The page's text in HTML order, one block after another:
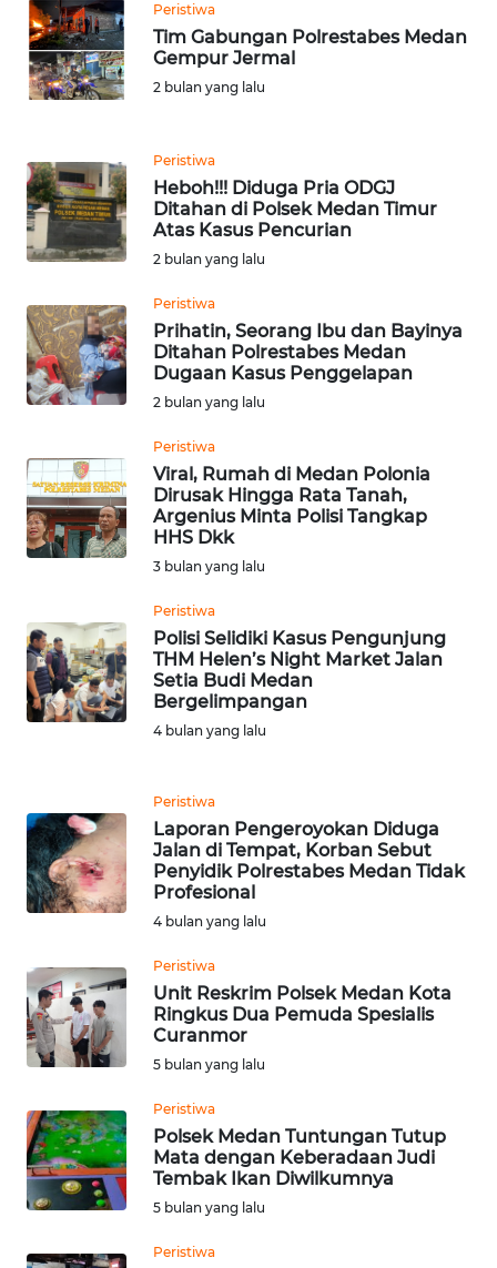
Peristiwa
Tim Gabungan Polrestabes Medan
Gempur Jermal
2 bulan yang lalu
Peristiwa
Heboh!!! Diduga Pria ODGJ
Ditahan di Polsek Medan Timur
Atas Kasus Pencurian
2 bulan yang lalu
Peristiwa
Prihatin, Seorang Ibu dan Bayinya
Ditahan Polrestabes Medan
Dugaan Kasus Penggelapan
2 bulan yang lalu
Peristiwa
Viral, Rumah di Medan Polonia
Dirusak Hingga Rata Tanah,
Argenius Minta Polisi Tangkap
HHS Dkk
3 bulan yang lalu
Peristiwa
Polisi Selidiki Kasus Pengunjung
THM Helen’s Night Market Jalan
Setia Budi Medan
Bergelimpangan
4 bulan yang lalu
Peristiwa
Laporan Pengeroyokan Diduga
Jalan di Tempat, Korban Sebut
Penyidik Polrestabes Medan Tidak
Profesional
4 bulan yang lalu
Peristiwa
Unit Reskrim Polsek Medan Kota
Ringkus Dua Pemuda Spesialis
Curanmor
5 bulan yang lalu
Peristiwa
Polsek Medan Tuntungan Tutup
Mata dengan Keberadaan Judi
Tembak Ikan Diwilkumnya
5 bulan yang lalu
Peristiwa
WN
BINTAN
WN
LIKUPANG
LABUANBAJO
WN
BORNEO
Wahana
Media
Group
WAHANA
WAHANA
TANI
WAHANA
INFRASTRUKTUR
WAHANA
KONSUMEN
LISTRIK
WAHANA
TRAVEL
WAHANA
TV
WAHANANEWS